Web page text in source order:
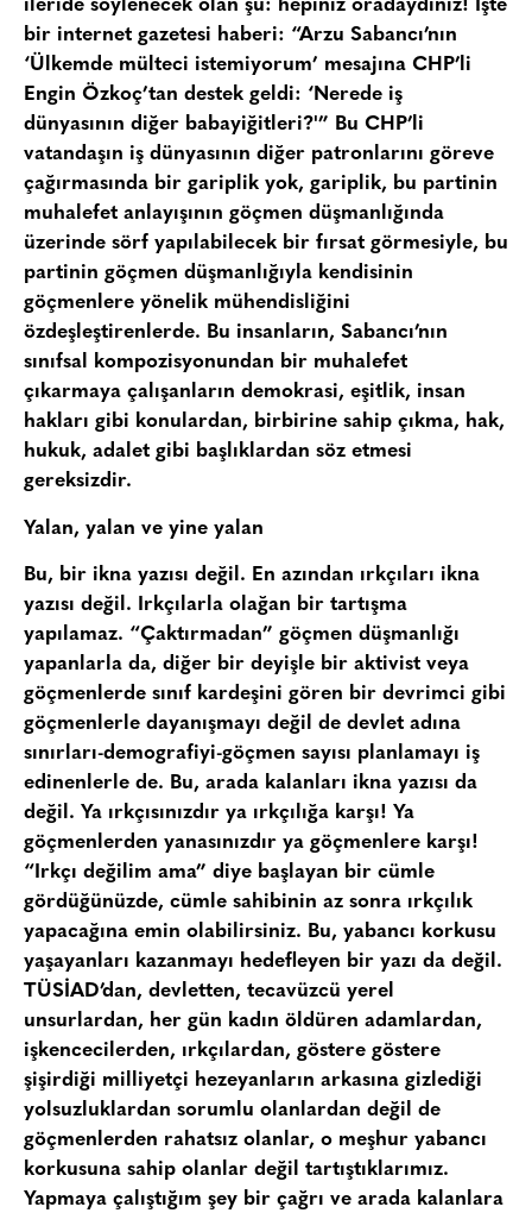
ileride söylenecek olan şu: hepiniz oradaydınız! İşte
bir internet gazetesi haberi: “Arzu Sabancı’nın
‘Ülkemde mülteci istemiyorum’ mesajına CHP’li
Engin Özkoç’tan destek geldi: ‘Nerede iş
dünyasının diğer babayiğitleri?'” Bu CHP’li
vatandaşın iş dünyasının diğer patronlarını göreve
çağırmasında bir gariplik yok, gariplik, bu partinin
muhalefet anlayışının göçmen düşmanlığında
üzerinde sörf yapılabilecek bir fırsat görmesiyle, bu
partinin göçmen düşmanlığıyla kendisinin
göçmenlere yönelik mühendisliğini
özdeşleştirenlerde. Bu insanların, Sabancı’nın
sınıfsal kompozisyonundan bir muhalefet
çıkarmaya çalışanların demokrasi, eşitlik, insan
hakları gibi konulardan, birbirine sahip çıkma, hak,
hukuk, adalet gibi başlıklardan söz etmesi
gereksizdir.
Yalan, yalan ve yine yalan
Bu, bir ikna yazısı değil. En azından ırkçıları ikna
yazısı değil. Irkçılarla olağan bir tartışma
yapılamaz. “Çaktırmadan” göçmen düşmanlığı
yapanlarla da, diğer bir deyişle bir aktivist veya
göçmenlerde sınıf kardeşini gören bir devrimci gibi
göçmenlerle dayanışmayı değil de devlet adına
sınırları-demografiyi-göçmen sayısı planlamayı iş
edinenlerle de. Bu, arada kalanları ikna yazısı da
değil. Ya ırkçısınızdır ya ırkçılığa karşı! Ya
göçmenlerden yanasınızdır ya göçmenlere karşı!
“Irkçı değilim ama” diye başlayan bir cümle
gördüğünüzde, cümle sahibinin az sonra ırkçılık
yapacağına emin olabilirsiniz. Bu, yabancı korkusu
yaşayanları kazanmayı hedefleyen bir yazı da değil.
TÜSİAD’dan, devletten, tecavüzcü yerel
unsurlardan, her gün kadın öldüren adamlardan,
işkencecilerden, ırkçılardan, göstere göstere
şişirdiği milliyetçi hezeyanların arkasına gizlediği
yolsuzluklardan sorumlu olanlardan değil de
göçmenlerden rahatsız olanlar, o meşhur yabancı
korkusuna sahip olanlar değil tartıştıklarımız.
Yapmaya çalıştığım şey bir çağrı ve arada kalanlara